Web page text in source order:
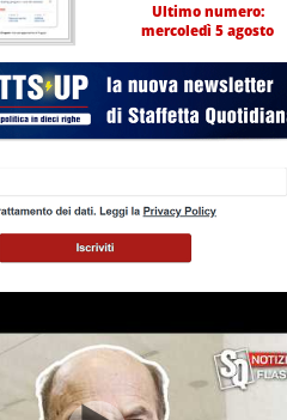
costi aumentano lo stesso: +3,4% a 1,5 mld
Ultimo numero:
mercoledì 5 agosto